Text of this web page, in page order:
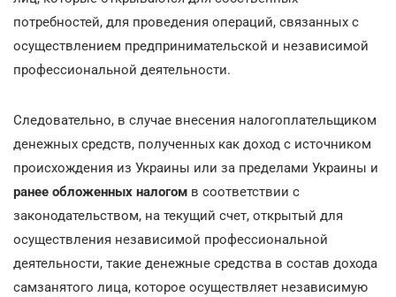
потребностей, для проведения операций, связанных с
осуществлением предпринимательской и независимой
профессиональной деятельности.
Следовательно, в случае внесения налогоплательщиком
денежных средств, полученных как доход с источником
происхождения из Украины или за пределами Украины и
ранее обложенных налогом в соответствии с
законодательством, на текущий счет, открытый для
осуществления независимой профессиональной
деятельности, такие денежные средства в состав дохода
самзанятого лица, которое осуществляет независимую